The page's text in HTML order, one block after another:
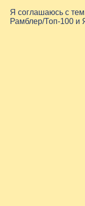
Я соглашаюсь с
Рамблер/Топ-100 и